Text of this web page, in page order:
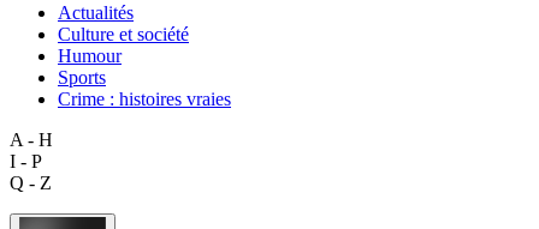
Actualités
Culture et société
Humour
Sports
Crime : histoires vraies
A - H
I - P
Q - Z